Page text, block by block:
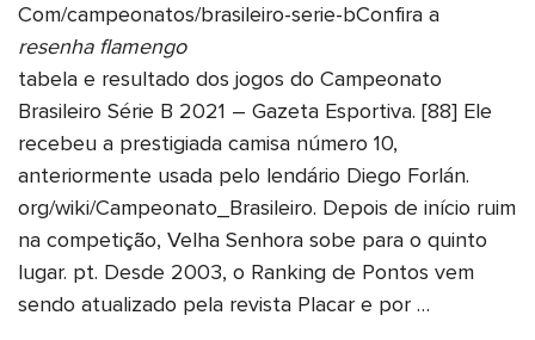
Com/campeonatos/brasileiro-serie-bConfira a
resenha flamengo
tabela e resultado dos jogos do Campeonato
Brasileiro Série B 2021 – Gazeta Esportiva. [88] Ele
recebeu a prestigiada camisa número 10,
anteriormente usada pelo lendário Diego Forlán.
org/wiki/Campeonato_Brasileiro. Depois de início ruim
na competição, Velha Senhora sobe para o quinto
lugar. pt. Desde 2003, o Ranking de Pontos vem
sendo atualizado pela revista Placar e por …